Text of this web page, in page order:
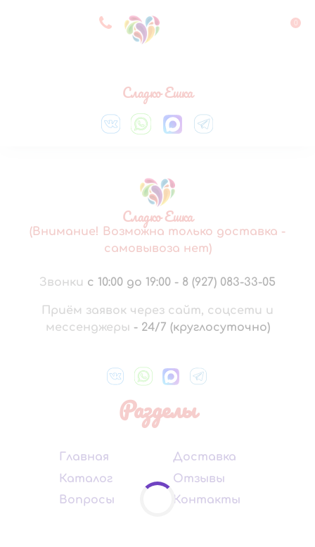
8 927 083 33 05 0
Сладко Ешка
Сладко Ешка
(Внимание! Возможна только доставка -
самовывоза нет)
Звонки с 10:00 до 19:00 - 8 (927) 083-33-05
Приём заявок через сайт, соцсети и
мессенджеры - 24/7 (круглосуточно)
Разделы
Главная
Каталог
Вопросы
Доставка
Отзывы
Контакты